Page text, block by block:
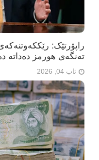
راپۆرتێک:
تەنگەی هورمز دەداتە
ئاب 04, 2026